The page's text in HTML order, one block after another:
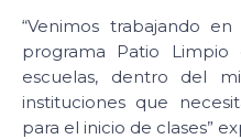
“Venimos trabajando
programa Patio
escuelas, dentro del
instituciones que
para el inicio de clases”